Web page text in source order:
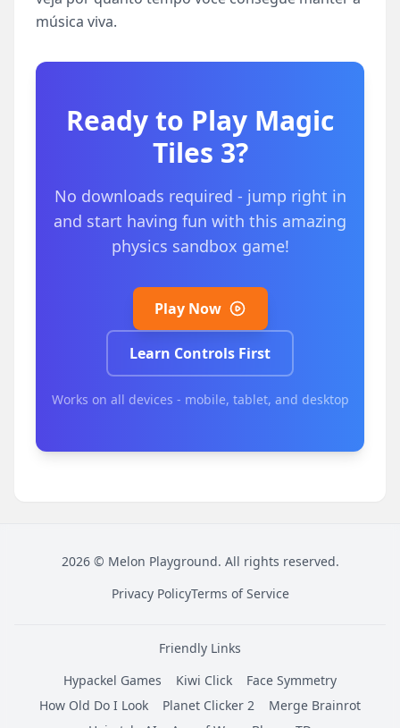
música viva.
Ready to Play Magic
Tiles 3?
No downloads required - jump right in
and start having fun with this amazing
physics sandbox game!
Play Now
Learn Controls First
Works on all devices - mobile, tablet, and desktop
2026© Melon Playground. All rights reserved.
Privacy PolicyTerms of Service
Friendly Links
Hypackel Games
Kiwi Click
Face Symmetry
How Old Do I Look
Planet Clicker 2
Merge Brainrot